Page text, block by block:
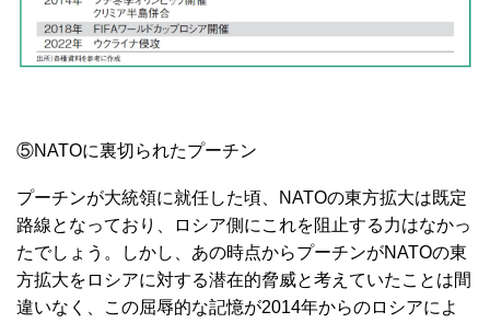
⑤NATOに裏切られたプーチン
プーチンが大統領に就任した頃、NATOの東方拡大は既定
路線となっており、ロシア側にこれを阻止する力はなかっ
たでしょう。しかし、あの時点からプーチンがNATOの東
方拡大をロシアに対する潜在的脅威と考えていたことは間
違いなく、この屈辱的な記憶が2014年からのロシアによ